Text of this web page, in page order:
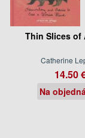
Thin Slices of
Catherine
14.50
Na